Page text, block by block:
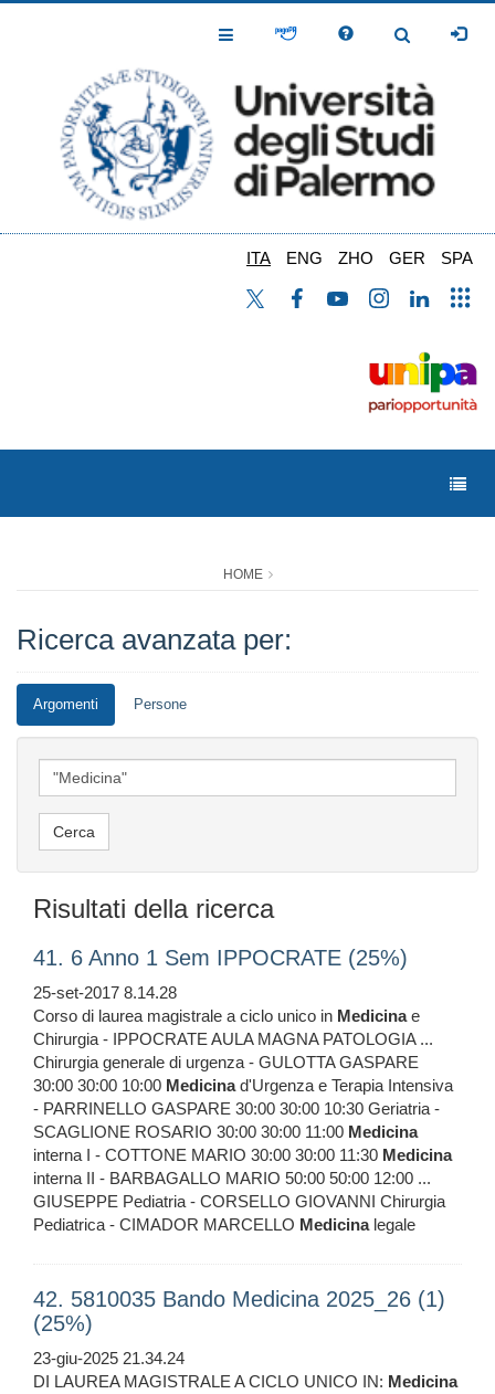
Toggle
Toggle
ITA ENG ZHO GER SPA
HOME
Ricerca avanzata per:
Argomenti Persone
Risultati della ricerca
41. 6 Anno 1 Sem IPPOCRATE (25%)
25-set-2017 8.14.28
Corso di laurea magistrale a ciclo unico in Medicinae
Chirurgia - IPPOCRATE AULA MAGNA PATOLOGIA ...
Chirurgia generale di urgenza - GULOTTA GASPARE
30:00 30:00 10:00 Medicinad'Urgenza e Terapia Intensiva
- PARRINELLO GASPARE 30:00 30:00 10:30 Geriatria -
SCAGLIONE ROSARIO 30:00 30:00 11:00 Medicina
interna I - COTTONE MARIO 30:00 30:00 11:30 Medicina
interna II - BARBAGALLO MARIO 50:00 50:00 12:00 ...
GIUSEPPE Pediatria - CORSELLO GIOVANNI Chirurgia
Pediatrica - CIMADOR MARCELLO Medicinalegale
42. 5810035 Bando Medicina 2025_26 (1)
(25%)
23-giu-2025 21.34.24
DI LAUREA MAGISTRALE A CICLO UNICO IN: Medicina